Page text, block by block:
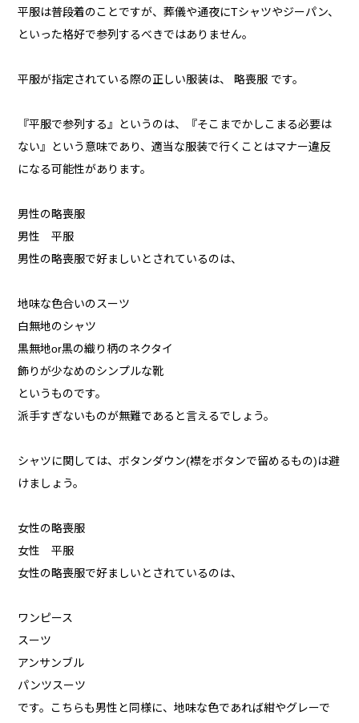
平服は普段着のことですが、葬儀や通夜にTシャツやジーパン、
といった格好で参列するべきではありません。
平服が指定されている際の正しい服装は、 略喪服 です。
『平服で参列する』というのは、『そこまでかしこまる必要は
ない』という意味であり、適当な服装で行くことはマナー違反
になる可能性があります。
男性の略喪服
男性 平服
男性の略喪服で好ましいとされているのは、
地味な色合いのスーツ
白無地のシャツ
黒無地or黒の織り柄のネクタイ
飾りが少なめのシンプルな靴
というものです。
派手すぎないものが無難であると言えるでしょう。
シャツに関しては、ボタンダウン(襟をボタンで留めるもの)は避
けましょう。
女性の略喪服
女性 平服
女性の略喪服で好ましいとされているのは、
ワンピース
スーツ
アンサンブル
パンツスーツ
です。こちらも男性と同様に、地味な色であれば紺やグレーで